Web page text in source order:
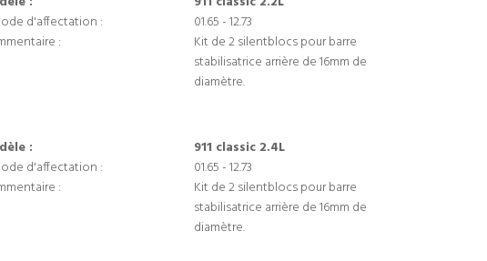
d'affectation :
01.65 - 12.73
:
Kit de 2 silentblocs pour barre
stabilisatrice arrière de 16mm de
diamètre.
:
911 classic 2.4L
d'affectation :
01.65 - 12.73
:
Kit de 2 silentblocs pour barre
stabilisatrice arrière de 16mm de
diamètre.